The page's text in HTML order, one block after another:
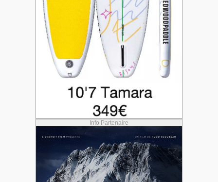
Info Partenaire